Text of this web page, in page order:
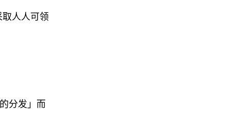
人人可领
分发」而